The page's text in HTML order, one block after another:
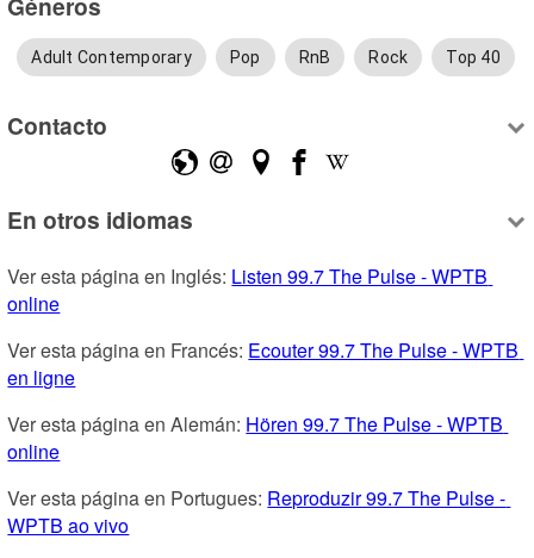
Adult Contemporary Pop RnB Rock Top 40
Contacto
En otros idiomas
Ver esta página en Inglés: Listen 99.7 The Pulse - WPTB
online
Ver esta página en Francés: Ecouter 99.7 The Pulse - WPTB
en ligne
Ver esta página en Alemán: Hören 99.7 The Pulse - WPTB
online
Ver esta página en Portugues: Reproduzir 99.7 The Pulse -
WPTB ao vivo